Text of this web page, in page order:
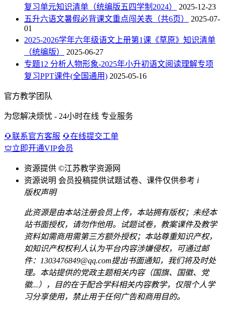
复习单元知识清单（统编版五四学制2024）
2025-12-23
五升六语文暑假必背课文重点闯关表（共6页）
2025-07-
01
2025-2026学年六年级语文上册第1课《草原》知识清单
（统编版）
2025-06-27
专题12 分析人物形象-2025年小升初语文阅读理解专项
复习PPT课件(全国通用) 2025-05-16
官方教学团队
为您解决烦忧 - 24小时在线 专业服务
联系官方客服
在线提交工单
立即开通VIP会员
资源提供 ©江苏教学资源网
资源说明 会员投稿提供试题试卷、课件仅供参考 i
版权声明
此资源是由本站注册会员上传，本站拥有版权；未经本
站书面授权，请勿作他用。试题试卷，教案课件及教学
资料如需商用需第三方额外授权；本站尊重知识产权，
如知识产权权利人认为平台内容涉嫌侵权，可通过邮
件：1303476849@qq.com提出书面通知，我们将及时处
理。本站提供的党政主题相关内容（国旗、国徽、党
徽...），目的在于配合学科相关内容教学，仅限个人学
习分享使用，禁止用于任何广告和商用目的。